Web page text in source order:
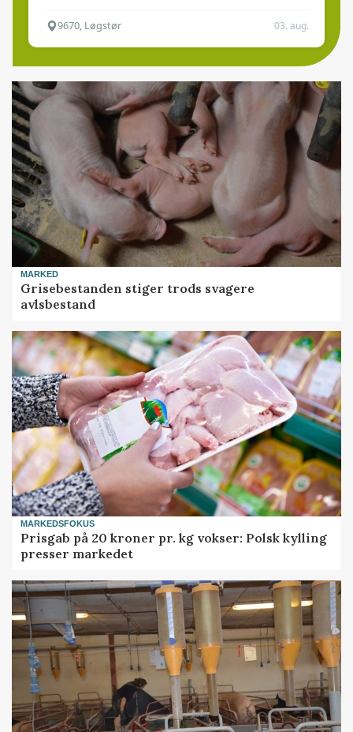
9670, Løgstør 03. aug.
MARKED
Grisebestanden stiger trods svagere
avlsbestand
MARKEDSFOKUS
Prisgab på 20 kroner pr. kg vokser: Polsk kylling
presser markedet